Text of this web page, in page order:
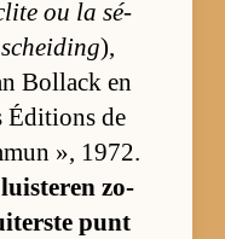
ou la sé­
),
Bol­lack en
Édi­ti­ons de
», 1972.
zo­
punt